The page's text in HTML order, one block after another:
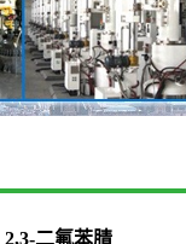
2,3-二氟苯腈